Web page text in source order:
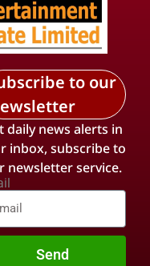
to our
daily news alerts in
inbox, subscribe to
newsletter service.
Send